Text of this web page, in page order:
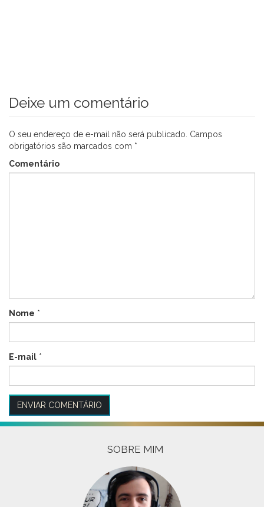
Deixe um comentário
O seu endereço de e-mail não será publicado. Campos
obrigatórios são marcados com *
Comentário
Nome *
E-mail *
SOBRE MIM